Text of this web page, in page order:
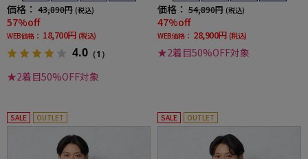
価格： 43,890円 (税込)
57%off
WEB価格： 18,700円 (税込)
4.0 （1）
★2着目50%OFF対象
価格： 54,890円 (税込)
47%off
WEB価格： 28,900円 (税込)
★2着目50%OFF対象
SALE OUTLET SALE OUTLET